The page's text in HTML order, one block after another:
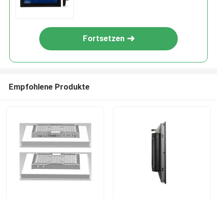
Fortsetzen
Empfohlene Produkte